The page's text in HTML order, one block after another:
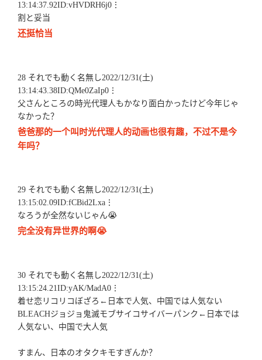
13:14:37.92ID:vHVDRH6j0⋮
割と妥当
还挺恰当
28 それでも動く名無し2022/12/31(土)
13:14:43.38ID:QMe0ZaIp0⋮
父さんところの時光代理人もかなり面白かったけど今年じゃ
なかった？
爸爸那的一个叫时光代理人的动画也很有趣，不过不是今
年吗？
29 それでも動く名無し2022/12/31(土)
13:15:02.09ID:fCBid2Lxa⋮
なろうが全然ないじゃん😭
完全没有异世界的啊😭
30 それでも動く名無し2022/12/31(土)
13:15:24.21ID:yAK/MadA0⋮
着せ恋リコリコぼざろ←日本で人気、中国では人気ない
BLEACHジョジョ鬼滅モブサイコサイバーパンク←日本では
人気ない、中国で大人気
すまん、日本のオタクキモすぎんか？